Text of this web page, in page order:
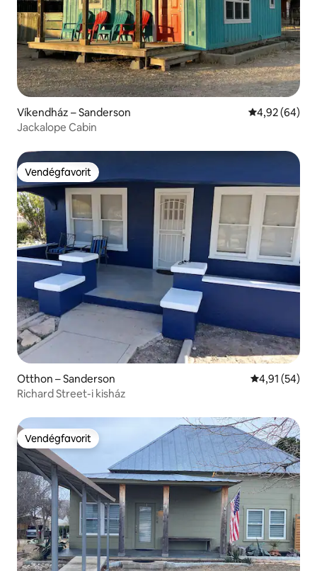
Víkendház – Sanderson Átlagos
4,92 (64)
Jackalope Cabin
Vendégfavorit
Vendégfavorit
Otthon – Sanderson Átlagos
4,91 (54)
Richard Street-i kisház
Vendégfavorit
Vendégfavorit